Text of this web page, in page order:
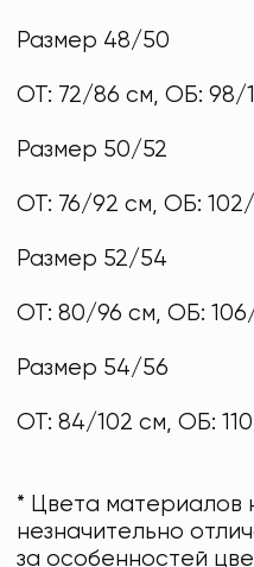
Размер 48/50
ОТ: 72/86 см, ОБ: 98/
Размер 50/52
ОТ: 76/92 см, ОБ: 102/
Размер 52/54
ОТ: 80/96 см, ОБ:
Размер 54/56
ОТ: 84/102 см, ОБ:
* Цвета материалов
незначительно
за особенностей